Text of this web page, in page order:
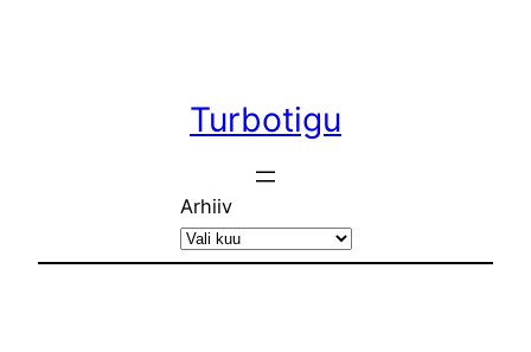
Turbotigu
Arhiiv